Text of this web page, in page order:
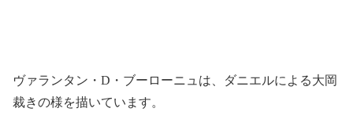
ヴァランタン・D・ブーローニュは、ダニエルによる大岡
裁きの様を描いています。